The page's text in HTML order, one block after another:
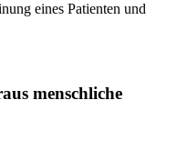
eines Patienten und
menschliche